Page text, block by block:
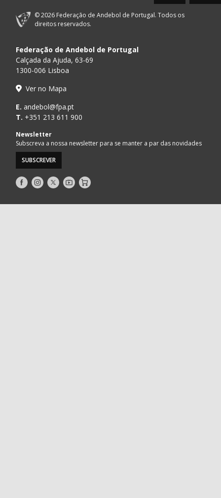
© 2026 Federação de Andebol de Portugal. Todos os
direitos reservados.
Federação de Andebol de Portugal
Calçada da Ajuda, 63-69
1300-006 Lisboa
Ver no Mapa
E. andebol@fpa.pt
T. +351 213 611 900
Newsletter
Subscreva a nossa newsletter para se manter a par das novidades
SUBSCREVER
Siga-
nos
Siga-
nos
Siga-
nos
AndebolTV
Loja